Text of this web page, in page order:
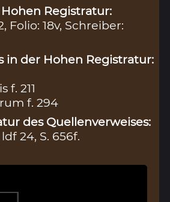
Registratur:
Folio: 18v, Schreiber:
in der Hohen Registratur:
f. 211
f. 294
des Quellenverweises:
24, S. 656f.